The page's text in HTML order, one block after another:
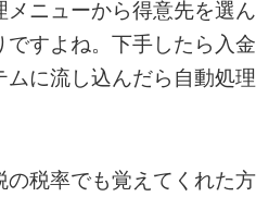
ニューから得意先を選
すよね。下手したら入
に流し込んだら自動処
税率でも覚えてくれた